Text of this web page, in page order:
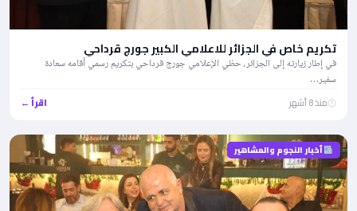
تكريم خاص في الجزائر للاعلامي الكبير جورج قرداحي
في إطار زيارته إلى الجزائر، حظي الإعلامي جورج قرداحي بتكريم رسمي أقامه سعادة
سفير…
منذ 8 أشهر اقرأ ←
أخبار النجوم والمشاهير